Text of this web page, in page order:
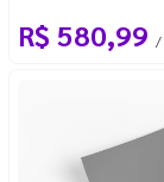
R$ 580,99 /